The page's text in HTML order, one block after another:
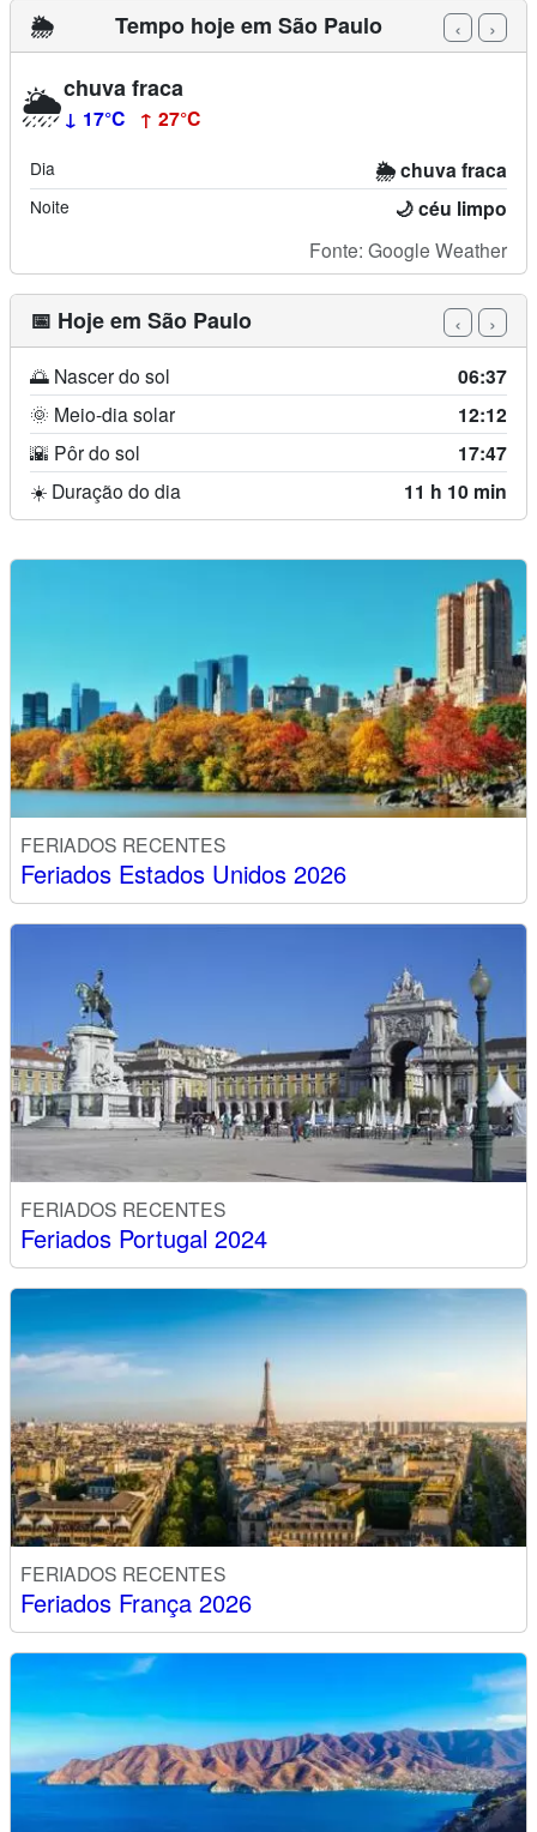
🌦️ Tempo hoje em São Paulo ‹ ›
🌦️chuva fraca
↓ 17°C ↑ 27°C
Dia 🌦️ chuva fraca
Noite 🌙 céu limpo
Fonte: Google Weather
📅 Hoje em São Paulo ‹ ›
🌅 Nascer do sol 06:37
🌞 Meio-dia solar 12:12
🌇 Pôr do sol 17:47
☀️ Duração do dia 11 h 10 min
FERIADOS RECENTES
Feriados Estados Unidos 2026
FERIADOS RECENTES
Feriados Portugal 2024
FERIADOS RECENTES
Feriados França 2026